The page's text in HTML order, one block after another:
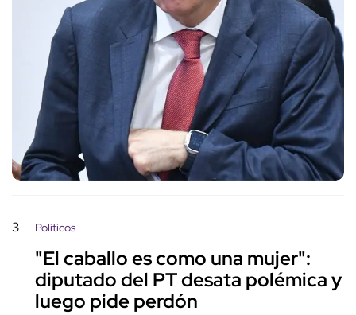
3 Políticos
"El caballo es como una mujer":
diputado del PT desata polémica y
luego pide perdón